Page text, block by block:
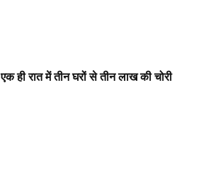
एक ही रात में तीन घरों से तीन लाख की चोरी